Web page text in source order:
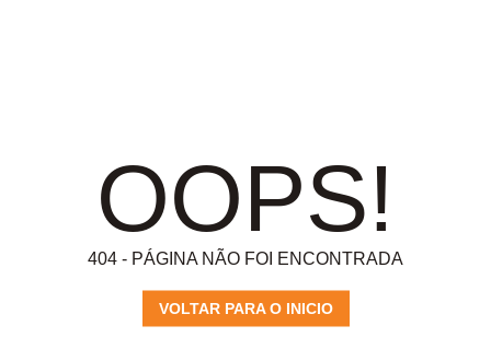
OOPS!
404 - PÁGINA NÃO FOI ENCONTRADA
VOLTAR PARA O INICIO